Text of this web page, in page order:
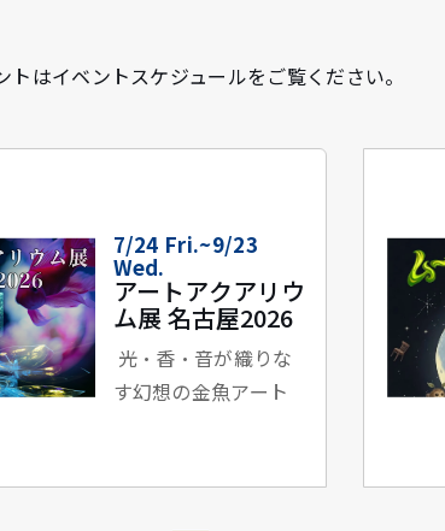
はイベントスケジュールをご覧ください。
11/3 Tue.
ズーカラデル 全
国椅子ありツアー
『ムーンストラッ
ク』
ズーカラデル